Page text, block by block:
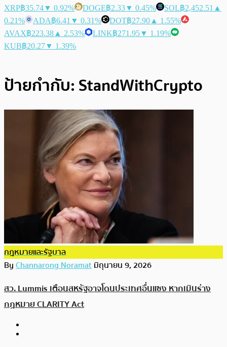
XRP฿35.74▼ 0.92% DOGE฿2.33▼ 0.45% SOL฿2,452.51 ▲
0.21%
ADA฿6.41 ▼ 0.31% DOT฿27.90 ▲ 1.55%
AVAX฿223.38 ▲ 2.53% LINK฿271.95▼ 1.19%
KUB฿20.27▼ 1.39%
ป้ายกำกับ: StandWithCrypto
กฎหมายและรัฐบาล
ByChannarong Noramatมิถุนายน 9, 2026
สว. Lummis เตือนสหรัฐอาจโดนประเทศอื่นแซง หากเมินร่าง
กฎหมาย CLARITY Act